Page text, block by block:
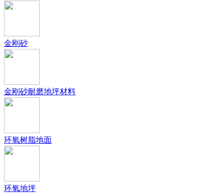
金刚砂
金刚砂耐磨地坪材料
环氧树脂地面
环氧地坪